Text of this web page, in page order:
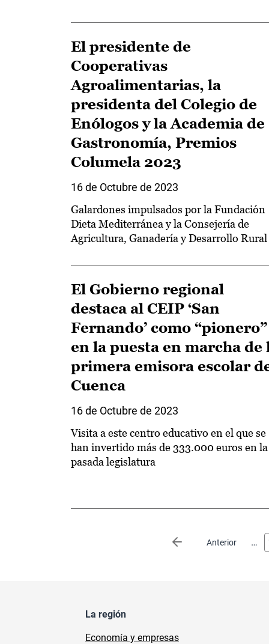
El presidente de
Cooperativas
Agroalimentarias, la
presidenta del Colegio de
Enólogos y la Academia de
Gastronomía, Premios
Columela 2023
16 de Octubre de 2023
Galardones impulsados por la Fundación
Dieta Mediterránea y la Consejería de
Agricultura, Ganadería y Desarrollo Rural
El Gobierno regional
destaca al CEIP ‘San
Fernando’ como “pionero”
en la puesta en marcha de
primera emisora escolar
Cuenca
16 de Octubre de 2023
Visita a este centro educativo en el que se
han invertido más de 333.000 euros en la
pasada legislatura
Anterior
Página anterior …
La región
Economía y empresas